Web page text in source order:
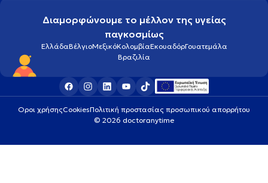
Διαμορφώνουμε το μέλλον της υγείας
παγκοσμίως
ΕλλάδαΒέλγιοΜεξικόΚολομβίαΕκουαδόρΓουατεμάλα
Βραζιλία
Οροι χρήσηςCookiesΠολιτική προστασίας προσωπικού απορρήτου
© 2026 doctoranytime